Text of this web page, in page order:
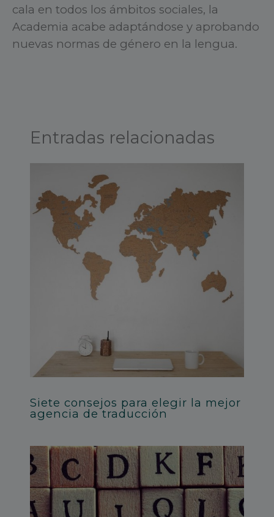
cala en todos los ámbitos sociales, la
Academia acabe adaptándose y aprobando
nuevas normas de género en la lengua.
Entradas relacionadas
Siete consejos para elegir la mejor
agencia de traducción